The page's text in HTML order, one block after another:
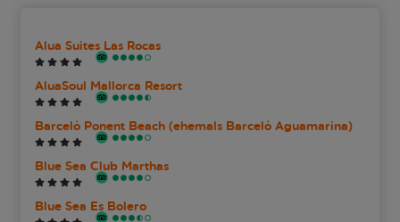
Alua Suites Las Rocas
AluaSoul Mallorca Resort
Barceló Ponent Beach (ehemals Barceló Aguamarina)
Blue Sea Club Marthas
Blue Sea Es Bolero